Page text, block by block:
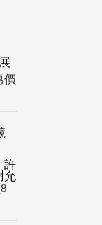
價
許
允